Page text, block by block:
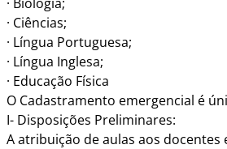
· Ciências;
· Língua Portuguesa;
· Língua Inglesa;
· Educação Física
O Cadastramento emergencial é
I- Disposições Preliminares:
A atribuição de aulas aos